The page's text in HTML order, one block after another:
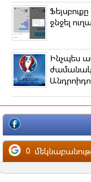
ջնջել
Ինչպես
մեկնաբանություն
0